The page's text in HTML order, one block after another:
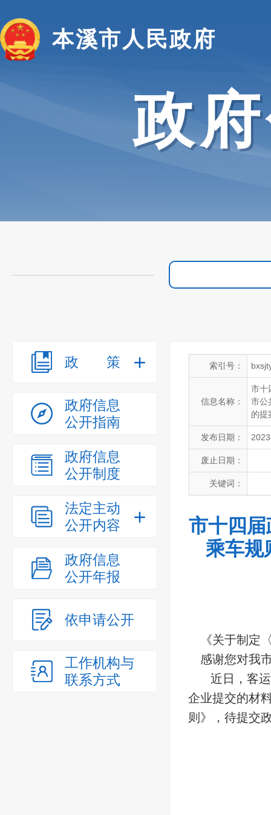
本溪市人民政府
政
政策
政府信息
公开指南
政府信息
公开制度
法定主动
公开内容
政府信息
公开年报
依申请公开
工作机构与
联系方式
索引号：
信息名称：
市十
市公
的提
发布日期：
废止日期：
关键词：
市十四
乘车规
《关于制定
感谢您对我
近日，客
企业提交的材
则》，待提交